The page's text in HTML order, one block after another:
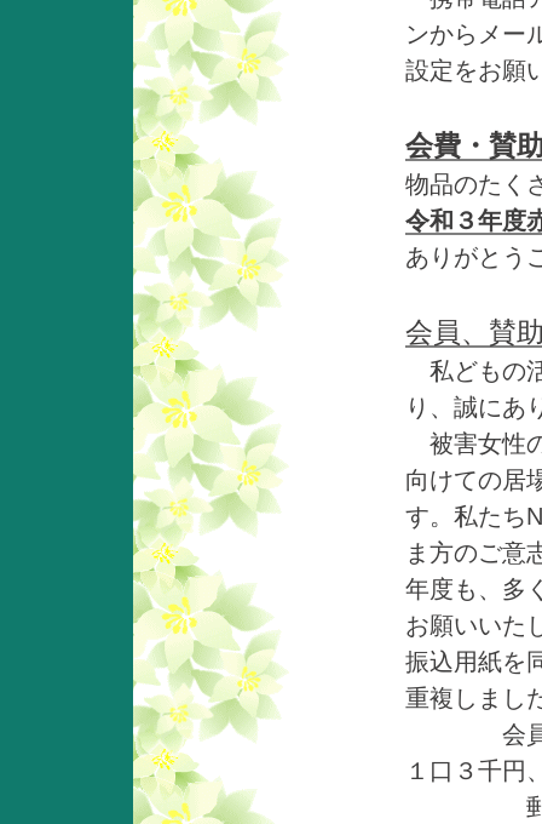
ンからメー
設定をお願
会費・賛
物品のたく
令和３年度
ありがとう
会員、賛
私どもの
り、誠にあ
被害女性
向けての居
す。私たち
ま方のご意
年度も、多
お願いい
振込用紙を
重複しまし
会員：年
１口３千円
郵便振